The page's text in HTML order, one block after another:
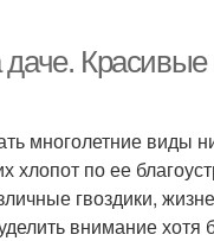
многолетние виды
хлопот по ее
гвоздики,
внимание